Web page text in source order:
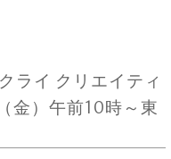
ライ クリエイティ
）午前10時～東